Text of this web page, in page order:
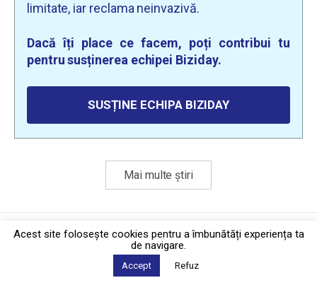
limitate, iar reclama neinvazivă.
Dacă îți place ce facem, poți contribui tu
pentru susținerea echipei Biziday.
SUSȚINE ECHIPA BIZIDAY
Mai multe știri
Politica de confidențialitate·Contact
2026 © Biziday
Acest site foloseşte cookies pentru a îmbunătăți experiența ta
de navigare.
Accept Refuz